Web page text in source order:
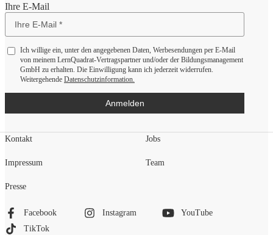
Ihre E-Mail
Ich willige ein, unter den angegebenen Daten, Werbesendungen per E-Mail
von meinem LernQuadrat-Vertragspartner und/oder der Bildungsmanagement
GmbH zu erhalten. Die Einwilligung kann ich jederzeit widerrufen.
Weitergehende Datenschutzinformation.
Anmelden
Kontakt
Impressum
Presse
Jobs
Team
Facebook Instagram
YouTube
TikTok